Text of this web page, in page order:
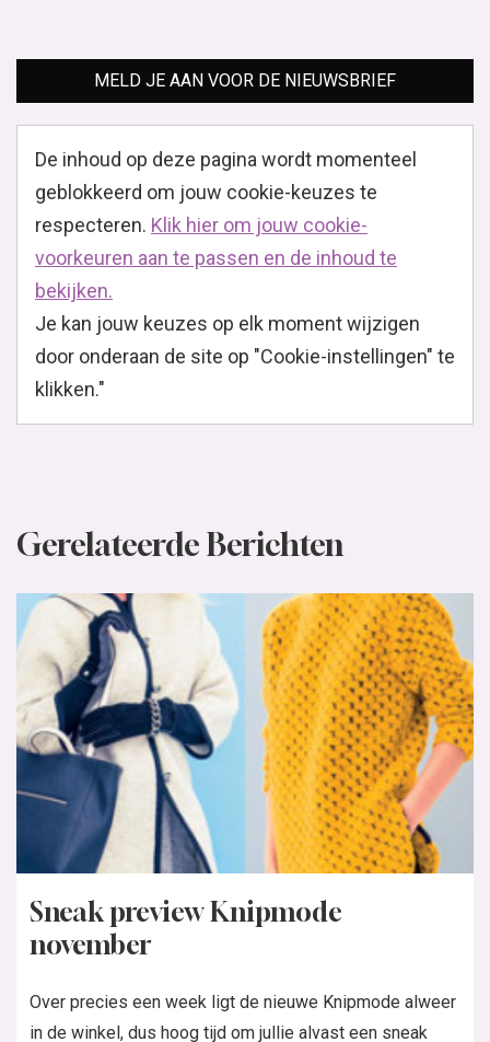
MELD JE AAN VOOR DE NIEUWSBRIEF
De inhoud op deze pagina wordt momenteel
geblokkeerd om jouw cookie-keuzes te
respecteren. Klik hier om jouw cookie-
voorkeuren aan te passen en de inhoud te
bekijken.
Je kan jouw keuzes op elk moment wijzigen
door onderaan de site op "Cookie-instellingen" te
klikken."
Gerelateerde Berichten
Sneak preview Knipmode
november
Over precies een week ligt de nieuwe Knipmode alweer
in de winkel, dus hoog tijd om jullie alvast een sneak